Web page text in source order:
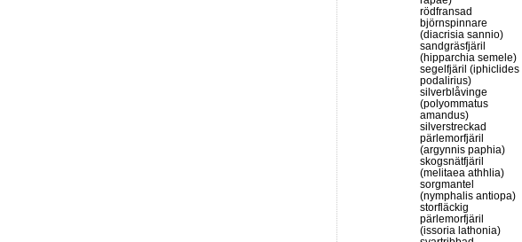
rödfransad
björnspinnare
(diacrisia sannio)
sandgräsfjäril
(hipparchia semele)
segelfjäril (iphiclides
podalirius)
silverblåvinge
(polyommatus
amandus)
silverstreckad
pärlemorfjäril
(argynnis paphia)
skogsnätfjäril
(melitaea athhlia)
sorgmantel
(nymphalis antiopa)
storfläckig
pärlemorfjäril
(issoria lathonia)